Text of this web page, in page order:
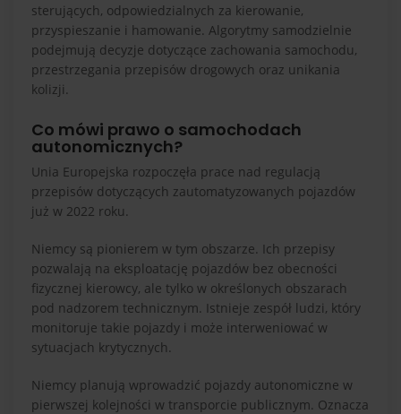
sterujących, odpowiedzialnych za kierowanie,
przyspieszanie i hamowanie. Algorytmy samodzielnie
podejmują decyzje dotyczące zachowania samochodu,
przestrzegania przepisów drogowych oraz unikania
kolizji.
Co mówi prawo o samochodach
autonomicznych?
Unia Europejska rozpoczęła prace nad regulacją
przepisów dotyczących zautomatyzowanych pojazdów
już w 2022 roku.
Niemcy są pionierem w tym obszarze. Ich przepisy
pozwalają na eksploatację pojazdów bez obecności
fizycznej kierowcy, ale tylko w określonych obszarach
pod nadzorem technicznym. Istnieje zespół ludzi, który
monitoruje takie pojazdy i może interweniować w
sytuacjach krytycznych.
Niemcy planują wprowadzić pojazdy autonomiczne w
pierwszej kolejności w transporcie publicznym. Oznacza